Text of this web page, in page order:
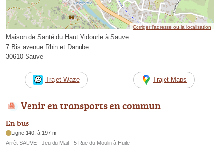
Corriger l’adresse ou la localisation
Maison de Santé du Haut Vidourle à Sauve
7 Bis avenue Rhin et Danube
30610 Sauve
Trajet Waze Trajet Maps
Venir en transports en commun
En bus
Ligne 140, à 197 m
Arrêt SAUVE - Jeu du Mail - 5 Rue du Moulin à Huile